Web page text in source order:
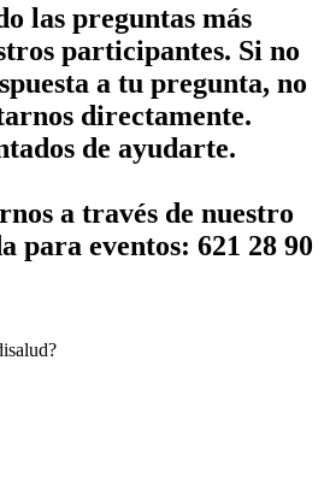
las preguntas más
participantes. Si no
a tu pregunta, no
directamente.
de ayudarte.
a través de nuestro
para eventos: 621 28 90